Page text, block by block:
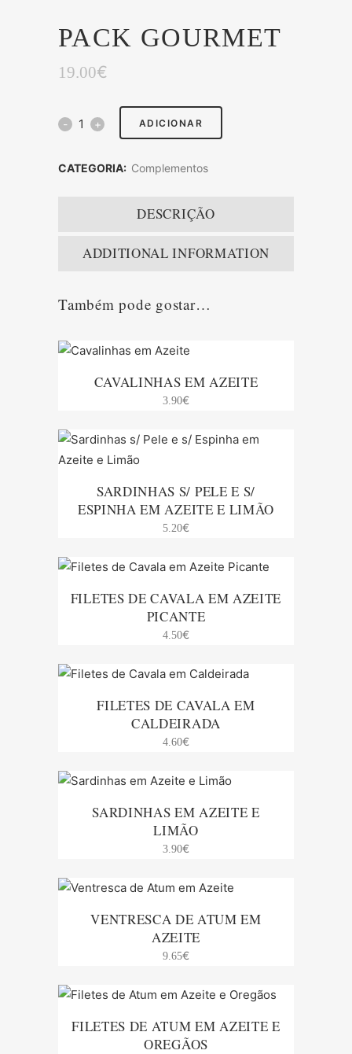
PACK GOURMET
19.00€
ADICIONAR
CATEGORIA: Complementos
DESCRIÇÃO
ADDITIONAL INFORMATION
Também pode gostar…
CAVALINHAS EM AZEITE
3.90€
SARDINHAS S/ PELE E S/
ESPINHA EM AZEITE E LIMÃO
5.20€
FILETES DE CAVALA EM AZEITE
PICANTE
4.50€
FILETES DE CAVALA EM
CALDEIRADA
4.60€
SARDINHAS EM AZEITE E
LIMÃO
3.90€
VENTRESCA DE ATUM EM
AZEITE
9.65€
FILETES DE ATUM EM AZEITE E
OREGÃOS